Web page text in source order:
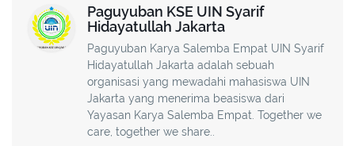
Paguyuban KSE UIN Syarif
Hidayatullah Jakarta
Paguyuban Karya Salemba Empat UIN Syarif
Hidayatullah Jakarta adalah sebuah
organisasi yang mewadahi mahasiswa UIN
Jakarta yang menerima beasiswa dari
Yayasan Karya Salemba Empat. Together we
care, together we share..